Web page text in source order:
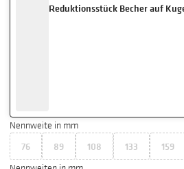
Reduktionsstück Becher auf
Nennweite in mm
76 89 108 133 159